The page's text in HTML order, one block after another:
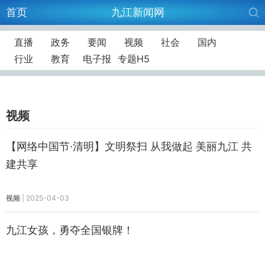
首页 九江新闻网
直播 政务 要闻 视频 社会
国内
行业
教育 电子报 专题H5
视频
【网络中国节·清明】文明祭扫 从我做起 美丽九江 共
建共享
视频 2025-04-03
九江女孩，勇夺全国银牌！